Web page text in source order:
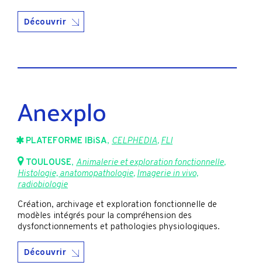
Découvrir
Anexplo
PLATEFORME IBiSA, CELPHEDIA,FLI
TOULOUSE, Animalerie et exploration fonctionnelle,
Histologie, anatomopathologie,Imagerie in vivo,
radiobiologie
Création, archivage et exploration fonctionnelle de
modèles intégrés pour la compréhension des
dysfonctionnements et pathologies physiologiques.
Découvrir